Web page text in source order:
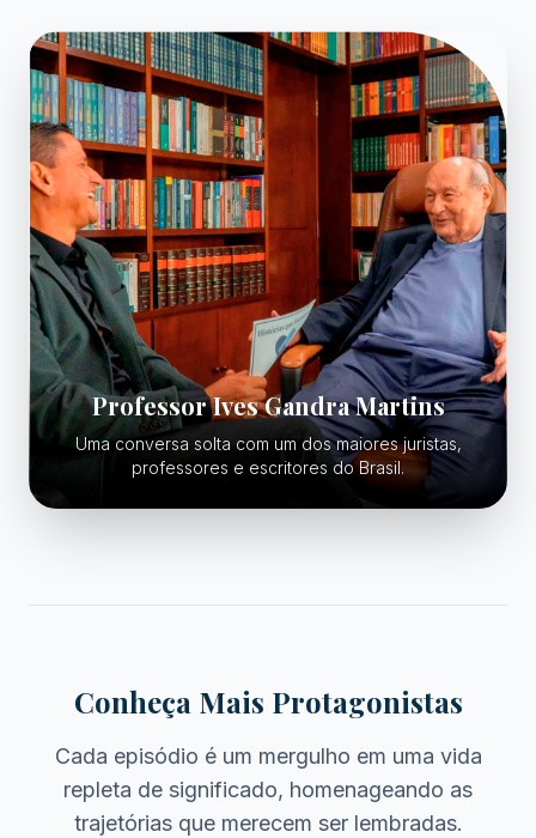
Professor Ives Gandra Martins
Uma conversa solta com um dos maiores juristas,
professores e escritores do Brasil.
Conheça Mais Protagonistas
Cada episódio é um mergulho em uma vida
repleta de significado, homenageando as
trajetórias que merecem ser lembradas.